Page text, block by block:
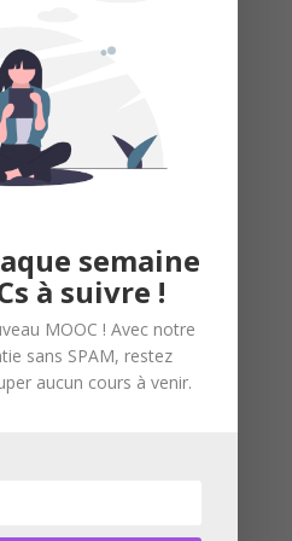
semaine
à suivre !
MOOC ! Avec notre
sans SPAM, restez
aucun cours à venir.